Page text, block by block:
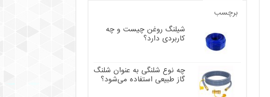
برچسب
شیلنگ روغن چیست و چه
کاربردی دارد؟
چه نوع شلنگی به عنوان شلنگ
گاز طبیعی استفاده می‌شود؟